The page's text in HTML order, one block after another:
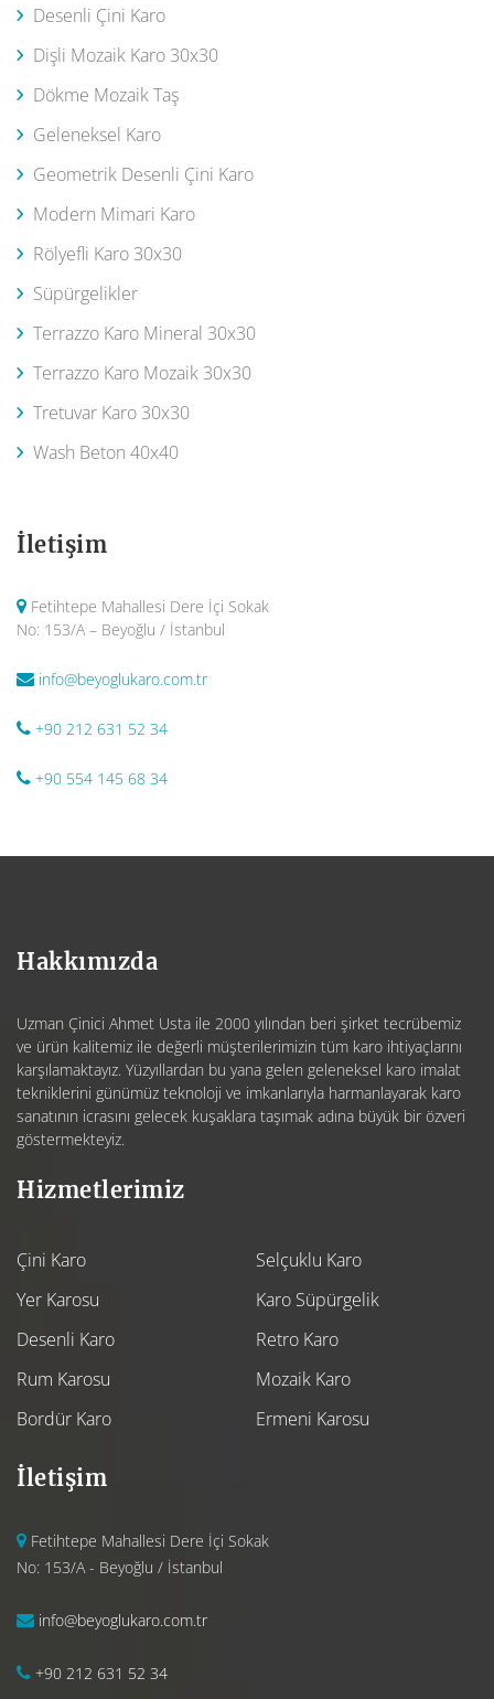
Desenli Çini Karo
Dişli Mozaik Karo 30x30
Dökme Mozaik Taş
Geleneksel Karo
Geometrik Desenli Çini Karo
Modern Mimari Karo
Rölyefli Karo 30x30
Süpürgelikler
Terrazzo Karo Mineral 30x30
Terrazzo Karo Mozaik 30x30
Tretuvar Karo 30x30
Wash Beton 40x40
İletişim
Fetihtepe Mahallesi Dere İçi Sokak
No: 153/A – Beyoğlu / İstanbul
info@beyoglukaro.com.tr
+90 212 631 52 34
+90 554 145 68 34
Hakkımızda
Uzman Çinici Ahmet Usta ile 2000 yılından beri şirket tecrübemiz
ve ürün kalitemiz ile değerli müşterilerimizin tüm karo ihtiyaçlarını
karşılamaktayız. Yüzyıllardan bu yana gelen geleneksel karo imalat
tekniklerini günümüz teknoloji ve imkanlarıyla harmanlayarak karo
sanatının icrasını gelecek kuşaklara taşımak adına büyük bir özveri
göstermekteyiz.
Hizmetlerimiz
Çini Karo
Yer Karosu
Desenli Karo
Rum Karosu
Bordür Karo
Selçuklu Karo
Karo Süpürgelik
Retro Karo
Mozaik Karo
Ermeni Karosu
İletişim
Fetihtepe Mahallesi Dere İçi Sokak
No: 153/A - Beyoğlu / İstanbul
info@beyoglukaro.com.tr
+90 212 631 52 34